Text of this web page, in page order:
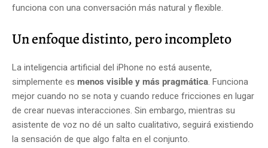
funciona con una conversación más natural y flexible.
Un enfoque distinto, pero incompleto
La inteligencia artificial del iPhone no está ausente,
simplemente es menos visible y más pragmática. Funciona
mejor cuando no se nota y cuando reduce fricciones en lugar
de crear nuevas interacciones. Sin embargo, mientras su
asistente de voz no dé un salto cualitativo, seguirá existiendo
la sensación de que algo falta en el conjunto.